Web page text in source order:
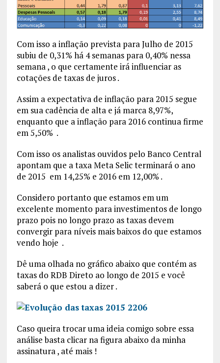
Com isso a inflação prevista para Julho de 2015
subiu de 0,31% há 4 semanas para 0,40% nessa
semana , o que certamente irá influenciar as
cotações de taxas de juros .
Assim a expectativa de inflação para 2015 segue
em sua cadência de alta e já marca 8,97%,
enquanto que a inflação para 2016 continua firme
em 5,50% .
Com isso os analistas ouvidos pelo Banco Central
apontam que a taxa Meta Selic terminará o ano
de 2015 em 14,25% e 2016 em 12,00% .
Considero portanto que estamos em um
excelente momento para investimentos de longo
prazo pois no longo prazo as taxas devem
convergir para níveis mais baixos do que estamos
vendo hoje .
Dê uma olhada no gráfico abaixo que contém as
taxas do RDB Direto ao longo de 2015 e você
saberá o que estou a dizer .
Caso queira trocar uma ideia comigo sobre essa
análise basta clicar na figura abaixo da minha
assinatura , até mais !